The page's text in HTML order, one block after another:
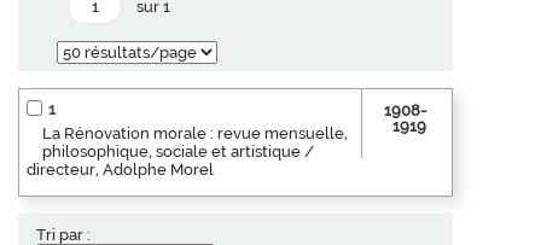
sur 1
1
La Rénovation morale : revue mensuelle,
philosophique, sociale et artistique /
directeur, Adolphe Morel
1908-
1919
Tri par :